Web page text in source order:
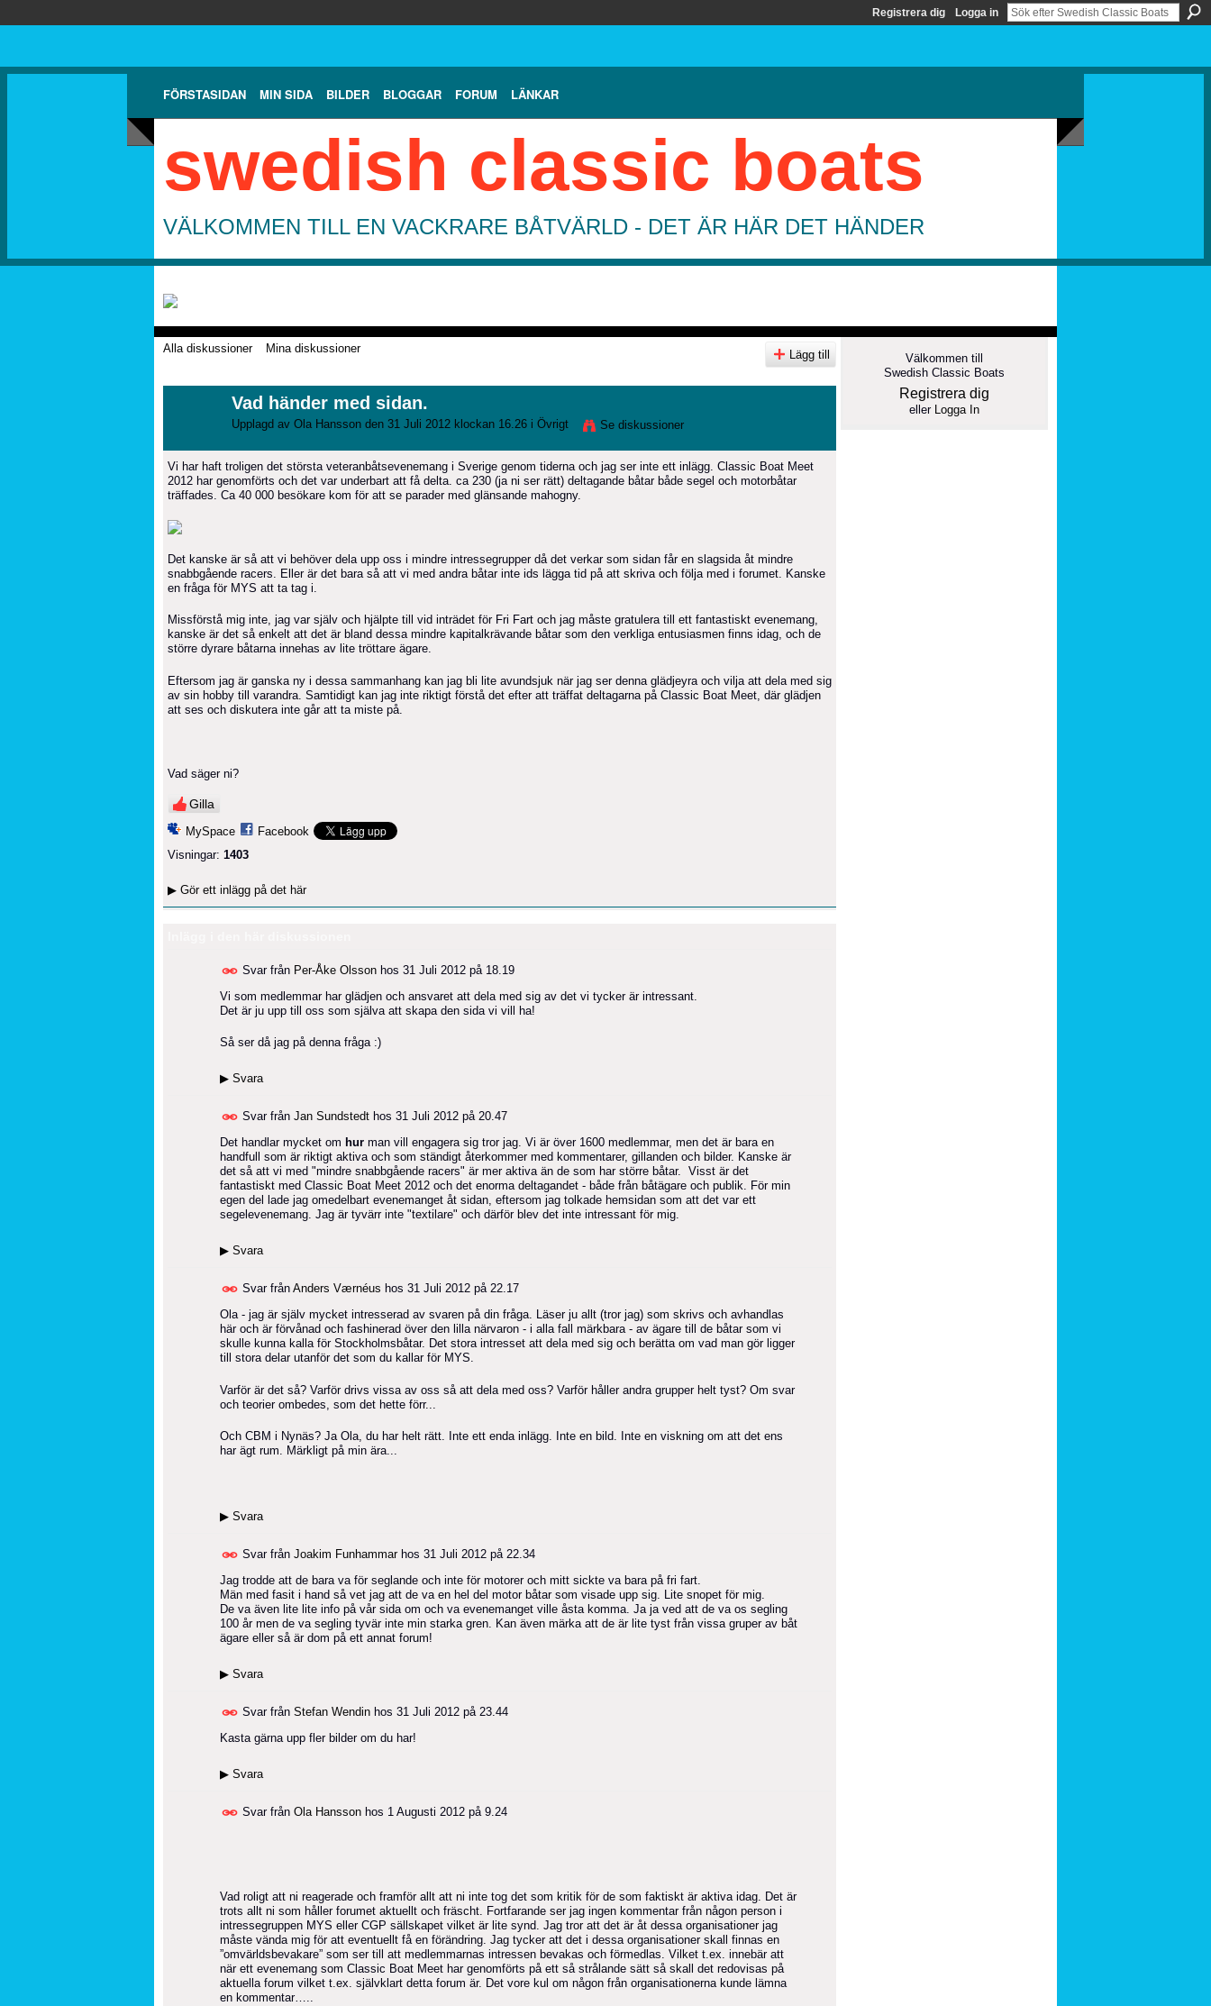
Registrera dig Logga in
FÖRSTASIDAN MIN SIDA BILDER BLOGGAR FORUM LÄNKAR
swedish classic boats
VÄLKOMMEN TILL EN VACKRARE BÅTVÄRLD - DET ÄR HÄR DET HÄNDER
Alla diskussioner Mina diskussioner Lägg till
Vad händer med sidan.
Upplagd av Ola Hansson den 31 Juli 2012 klockan 16.26 i Övrigt Se diskussioner
Vi har haft troligen det största veteranbåtsevenemang i Sverige genom tiderna och jag ser inte ett inlägg. Classic Boat Meet
2012 har genomförts och det var underbart att få delta. ca 230 (ja ni ser rätt) deltagande båtar både segel och motorbåtar
träffades. Ca 40 000 besökare kom för att se parader med glänsande mahogny.
Det kanske är så att vi behöver dela upp oss i mindre intressegrupper då det verkar som sidan får en slagsida åt mindre
snabbgående racers. Eller är det bara så att vi med andra båtar inte ids lägga tid på att skriva och följa med i forumet. Kanske
en fråga för MYS att ta tag i.
Missförstå mig inte, jag var själv och hjälpte till vid inträdet för Fri Fart och jag måste gratulera till ett fantastiskt evenemang,
kanske är det så enkelt att det är bland dessa mindre kapitalkrävande båtar som den verkliga entusiasmen finns idag, och de
större dyrare båtarna innehas av lite tröttare ägare.
Eftersom jag är ganska ny i dessa sammanhang kan jag bli lite avundsjuk när jag ser denna glädjeyra och vilja att dela med sig
av sin hobby till varandra. Samtidigt kan jag inte riktigt förstå det efter att träffat deltagarna på Classic Boat Meet, där glädjen
att ses och diskutera inte går att ta miste på.
Vad säger ni?
Gilla
MySpace
Facebook
Visningar: 1403
▶ Gör ett inlägg på det här
Svar från Per-Åke Olsson hos 31 Juli 2012 på 18.19
Vi som medlemmar har glädjen och ansvaret att dela med sig av det vi tycker är intressant.
Det är ju upp till oss som själva att skapa den sida vi vill ha!
Så ser då jag på denna fråga :)
▶ Svara
Svar från Jan Sundstedt hos 31 Juli 2012 på 20.47
Det handlar mycket om hur man vill engagera sig tror jag. Vi är över 1600 medlemmar, men det är bara en
handfull som är riktigt aktiva och som ständigt återkommer med kommentarer, gillanden och bilder. Kanske är
det så att vi med "mindre snabbgående racers" är mer aktiva än de som har större båtar. Visst är det
fantastiskt med Classic Boat Meet 2012 och det enorma deltagandet - både från båtägare och publik. För min
egen del lade jag omedelbart evenemanget åt sidan, eftersom jag tolkade hemsidan som att det var ett
segelevenemang. Jag är tyvärr inte "textilare" och därför blev det inte intressant för mig.
▶ Svara
Svar från Anders Værnéus hos 31 Juli 2012 på 22.17
Ola - jag är själv mycket intresserad av svaren på din fråga. Läser ju allt (tror jag) som skrivs och avhandlas
här och är förvånad och fashinerad över den lilla närvaron - i alla fall märkbara - av ägare till de båtar som vi
skulle kunna kalla för Stockholmsbåtar. Det stora intresset att dela med sig och berätta om vad man gör ligger
till stora delar utanför det som du kallar för MYS.
Varför är det så? Varför drivs vissa av oss så att dela med oss? Varför håller andra grupper helt tyst? Om svar
och teorier ombedes, som det hette förr...
Och CBM i Nynäs? Ja Ola, du har helt rätt. Inte ett enda inlägg. Inte en bild. Inte en viskning om att det ens
har ägt rum. Märkligt på min ära...
▶ Svara
Svar från Joakim Funhammarhos 31 Juli 2012 på 22.34
Jag trodde att de bara va för seglande och inte för motorer och mitt sickte va bara på fri fart.
Män med fasit i hand så vet jag att de va en hel del motor båtar som visade upp sig. Lite snopet för mig.
De va även lite lite info på vår sida om och va evenemanget ville åsta komma. Ja ja ved att de va os segling
100 år men de va segling tyvär inte min starka gren. Kan även märka att de är lite tyst från vissa gruper av båt
ägare eller så är dom på ett annat forum!
▶ Svara
Svar från Stefan Wendin hos 31 Juli 2012 på 23.44
Kasta gärna upp fler bilder om du har!
▶ Svara
Svar från Ola Hansson hos 1 Augusti 2012 på 9.24
Vad roligt att ni reagerade och framför allt att ni inte tog det som kritik för de som faktiskt är aktiva idag. Det är
trots allt ni som håller forumet aktuellt och fräscht. Fortfarande ser jag ingen kommentar från någon person i
intressegruppen MYS eller CGP sällskapet vilket är lite synd. Jag tror att det är åt dessa organisationer jag
måste vända mig för att eventuellt få en förändring. Jag tycker att det i dessa organisationer skall finnas en
”omvärldsbevakare” som ser till att medlemmarnas intressen bevakas och förmedlas. Vilket t.ex. innebär att
när ett evenemang som Classic Boat Meet har genomförts på ett så strålande sätt så skall det redovisas på
aktuella forum vilket t.ex. självklart detta forum är. Det vore kul om någon från organisationerna kunde lämna
en kommentar…..
Välkommen till
Swedish Classic Boats
Registrera dig
eller Logga In